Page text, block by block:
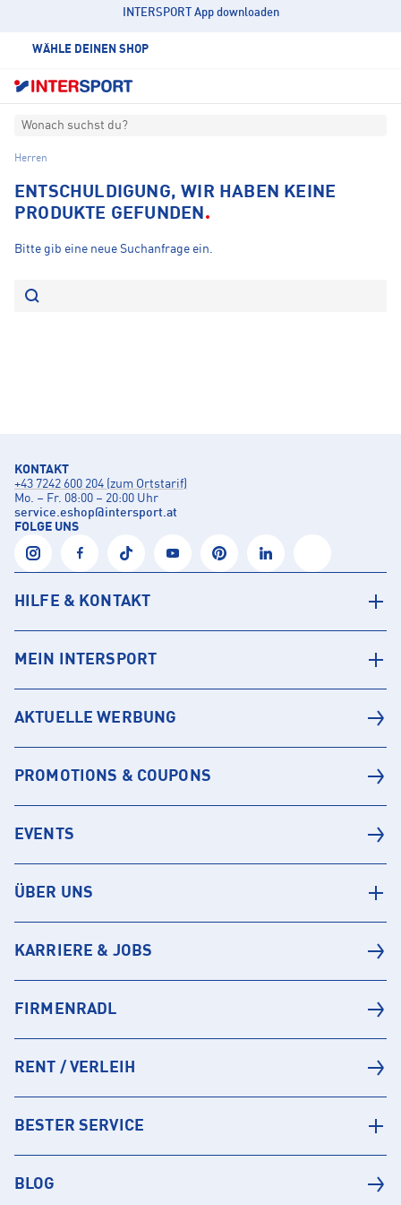
INTERSPORT App downloaden
WÄHLE DEINEN SHOP
Wonach suchst du?
Herren
ENTSCHULDIGUNG, WIR HABEN KEINE
PRODUKTE GEFUNDEN
Bitte gib eine neue Suchanfrage ein.
KONTAKT
+43 7242 600 204 (zum Ortstarif)
Mo. – Fr. 08:00 – 20:00 Uhr
service.eshop@intersport.at
FOLGE UNS
HILFE & KONTAKT
MEIN INTERSPORT
AKTUELLE WERBUNG
PROMOTIONS & COUPONS
EVENTS
ÜBER UNS
KARRIERE & JOBS
FIRMENRADL
RENT / VERLEIH
BESTER SERVICE
BLOG